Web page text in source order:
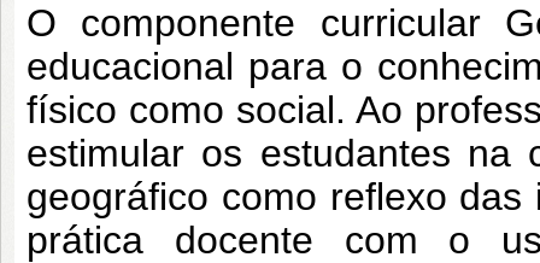
O componente curricular
educacional para o
físico como social. Ao
estimular os estudantes na
geográfico como reflexo
prática docente com o